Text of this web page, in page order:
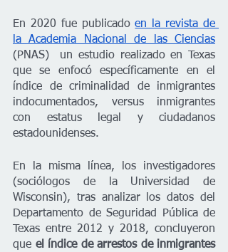
En 2020 fue publicado en la revista de
la Academia Nacional de las Ciencias
(PNAS)  un estudio realizado en Texas
que se enfocó específicamente en el
índice de criminalidad de inmigrantes
indocumentados, versus inmigrantes
con estatus legal y ciudadanos
estadounidenses.
En la misma línea, los investigadores
(sociólogos de la Universidad de
Wisconsin), tras analizar los datos del
Departamento de Seguridad Pública de
Texas entre 2012 y 2018, concluyeron
que el índice de arrestos de inmigrantes